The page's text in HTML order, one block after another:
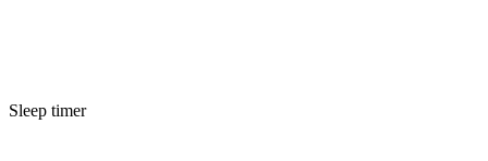
Sleep timer